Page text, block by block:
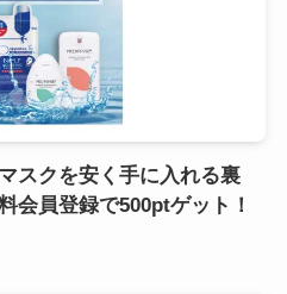
スクを安く手に入れる裏
会員登録で500ptゲット！